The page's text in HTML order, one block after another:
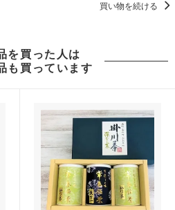
買い物を続ける
を買った人は
も買っています